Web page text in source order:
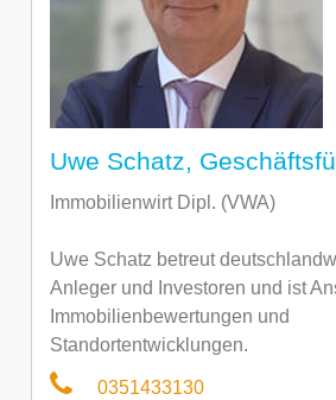
Uwe Schatz,
Immobilienwirt Dipl. (VWA)
Uwe Schatz betreut
Anleger und Investoren und ist
Immobilienbewertungen und
Standortentwicklungen.
0351433130